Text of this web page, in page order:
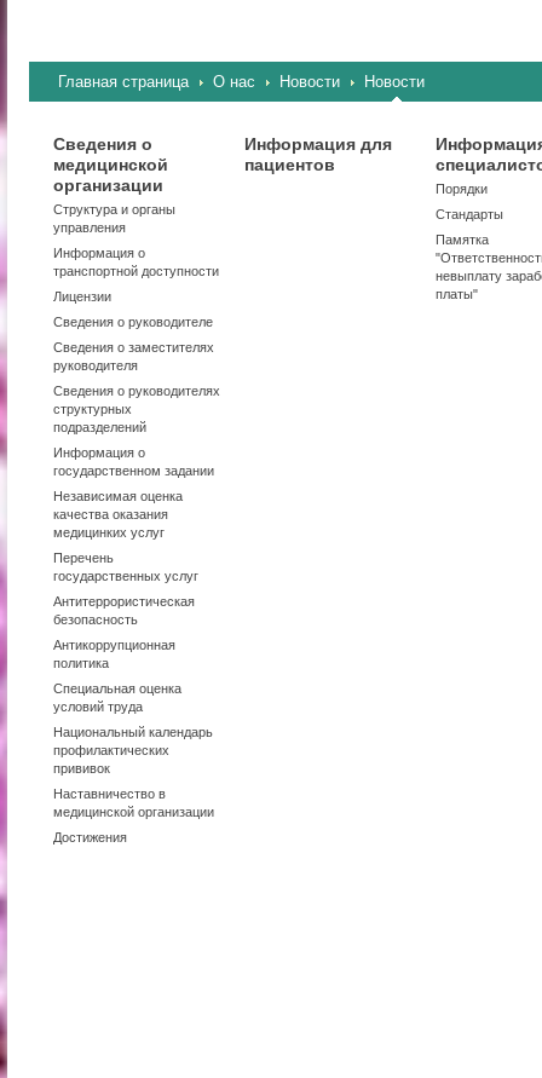
Главная страница О нас Новости Новости
Сведения о
медицинской
организации
Структура и органы
управления
Информация о
транспортной доступности
Лицензии
Сведения о руководителе
Сведения о заместителях
руководителя
Сведения о руководителях
структурных
подразделений
Информация о
государственном задании
Независимая оценка
качества оказания
медицинких услуг
Перечень
государственных услуг
Антитеррористическая
безопасность
Антикоррупционная
политика
Специальная оценка
условий труда
Национальный календарь
профилактических
прививок
Наставничество в
медицинской организации
Достижения
Информация для
пациентов
Порядки
Стандарты
Памятка
невыплату
платы"